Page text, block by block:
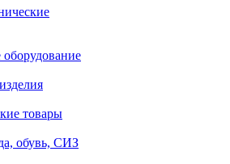
товары
обувь, СИЗ